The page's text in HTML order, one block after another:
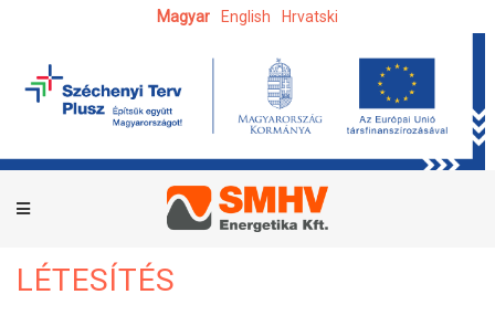
Magyar English Hrvatski
KEZDŐLAP SZOLGÁLTATÁSOK
FOGYASZTÓI
FOGYASZTÓI CSATLAKOZÓ
LÉTESÍTÉS